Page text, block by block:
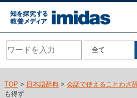
TOP > 日本語辞典> 会話で使えることわざ
も得ず